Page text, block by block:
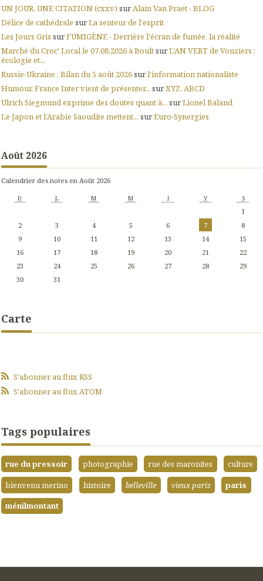
UN JOUR, UNE CITATION (cxxv) sur Alain Van Praet - BLOG
Délice de cathédrale surLa senteur de l'esprit
Les Jours Gris surFUMIGÈNE - Derrière l'écran de fumée, la réalité
Marché du Croc' Local le 07.08.2026 à BoultsurL'AN VERT de Vouziers :
écologie et...
Russie-Ukraine : Bilan du 5 août 2026surl'information nationaliste
Humour. France Inter vient de présenter... surXYZ, ABCD
Ulrich Siegmund exprime des doutes quant à... surLionel Baland
Le Japon et l’Arabie Saoudite mettent... surEuro-Synergies
Août 2026
Calendrier des notes en Août 2026
D L M M J V S
1
2
3 4 5 6 7
8
9
10 11 12 13 14
15
16
17 18 19 20 21
22
23
24 25 26 27 28
29
30
31
Carte
S'abonner au flux RSS
S'abonner au flux ATOM
Tags populaires
rue du pressoir photographie rue des maronites
culture
bienvenu merino
histoire belleville vieux paris
paris
ménilmontant